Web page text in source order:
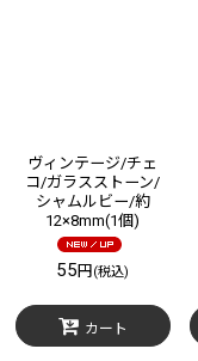
ヴィンテージ/チェ
コ/ガラスストーン/
シャムルビー/約
12×8mm(1個)
55円 (税込)
カート